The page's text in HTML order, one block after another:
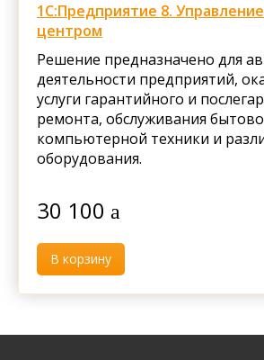
1С:Предприятие 8.
центром
Решение предназначено для
деятельности предприятий,
услуги гарантийного и
ремонта, обслуживания
компьютерной техники и
оборудования.
30 100
В корзину